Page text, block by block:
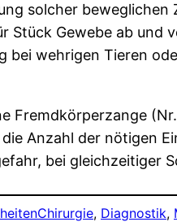
solcher beweglichen
Stück Gewebe ab
bei wehrigen Tieren
Fremdkörperzange
Anzahl der nötigen
bei gleichzeitiger
Chirurgie, Diagnostik,